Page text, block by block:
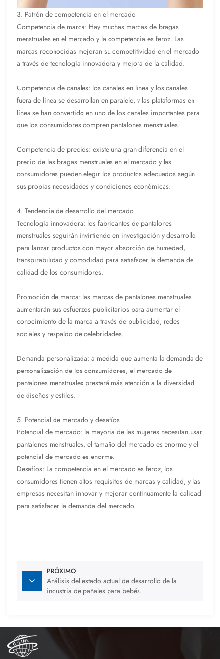
3. Patrón de competencia en el mercado
Competencia de marca: Hay muchas marcas de bragas
menstruales en el mercado y la competencia es feroz. Las
marcas reconocidas mejoran su competitividad en el mercado
a través de tecnología innovadora y mejora de la calidad.
Competencia de canales: los canales en línea y los canales
fuera de línea se desarrollan en paralelo, y las plataformas en
línea se han convertido en uno de los canales importantes para
que los consumidores compren pantalones menstruales.
Competencia de precios: existe una gran diferencia en el
precio de las bragas menstruales en el mercado y las
consumidoras pueden elegir los productos adecuados según
sus propias necesidades y condiciones económicas.
4. Tendencia de desarrollo del mercado
Tecnología innovadora: los fabricantes de pantalones
menstruales seguirán invirtiendo en investigación y desarrollo
para lanzar productos con mayor absorción de humedad,
transpirabilidad y comodidad para satisfacer la demanda de
calidad de los consumidores.
Promoción de marca: las marcas de pantalones menstruales
aumentarán sus esfuerzos publicitarios para aumentar el
conocimiento de la marca a través de publicidad, redes
sociales y respaldo de celebridades.
Demanda personalizada: a medida que aumenta la demanda de
personalización de los consumidores, el mercado de
pantalones menstruales prestará más atención a la diversidad
de diseños y estilos.
5. Potencial de mercado y desafíos
Potencial de mercado: la mayoría de las mujeres necesitan usar
pantalones menstruales, el tamaño del mercado es enorme y el
potencial de mercado es enorme.
Desafíos: La competencia en el mercado es feroz, los
consumidores tienen altos requisitos de marcas y calidad, y las
empresas necesitan innovar y mejorar continuamente la calidad
para satisfacer la demanda del mercado.
PRÓXIMO
Análisis del estado actual de desarrollo de la
industria de pañales para bebés.